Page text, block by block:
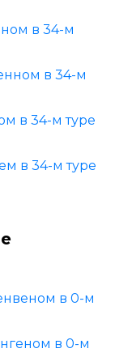
в 34-м
в 34-м
в 34-м туре
в 34-м туре
в 0-м
в 0-м